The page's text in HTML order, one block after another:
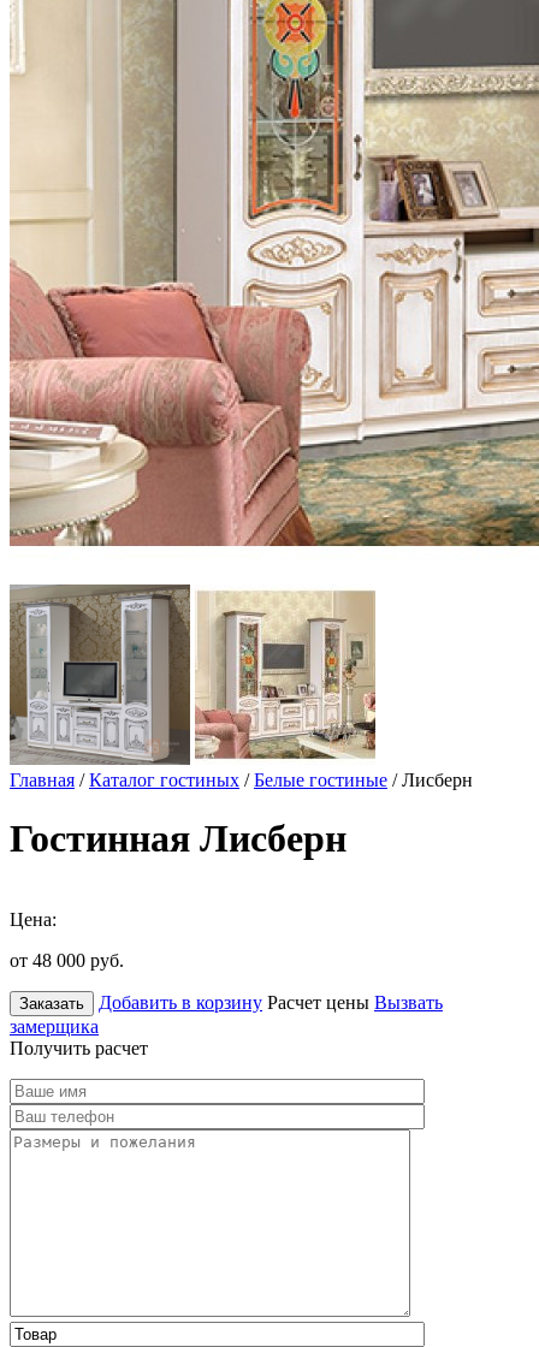
Главная /Каталог гостиных /Белые гостиные / Лисберн
Гостинная Лисберн
Цена:
от 48 000 руб.
Заказать Добавить в корзину Расчет цены Вызвать
замерщика
Получить расчет